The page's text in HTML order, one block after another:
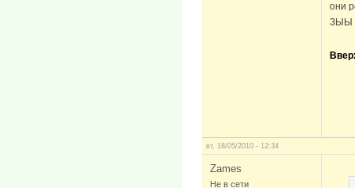
они
ЗЫЫ
вт, 18/05/2010 - 12:34
Zames
Не в сети